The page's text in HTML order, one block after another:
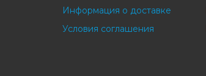
Информация о доставке
Условия соглашения